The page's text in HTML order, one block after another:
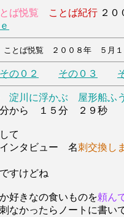
ば悦覧 ことば紀行 ２０
とば悦覧 ２００８年 ５月
その０２ その０３
淀川に浮かぶ 屋形船ふ
から １５分 ２９秒
て
インタビュー 名刺交換し
すけどね
好きなの食いものを頼ん
なかったらノートに書い